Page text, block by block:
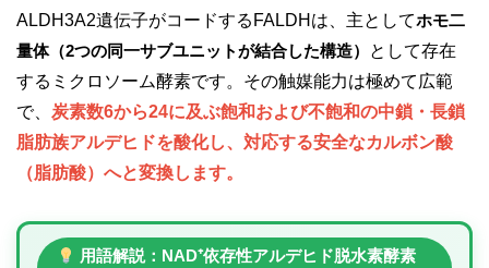
ALDH3A2遺伝子がコードするFALDHは、主としてホモ二
量体（2つの同一サブユニットが結合した構造）
として存在
するミクロソーム酵素です。その触媒能力は極めて広範
で、 炭素数6から24に及ぶ飽和および不飽和の中鎖・長鎖
脂肪族アルデヒドを酸化し、対応する安全なカルボン酸
（脂肪酸）へと変換します。
用語解説：NAD⁺依存性アルデヒド脱水素酵素